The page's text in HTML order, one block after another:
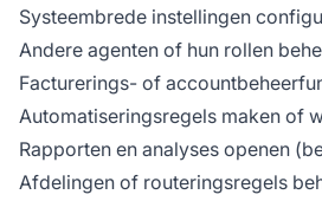
Systeembrede instellingen
Andere agenten of hun rollen
Facturerings- of
Automatiseringsregels maken of
Rapporten en analyses openen
Afdelingen of routeringsregels